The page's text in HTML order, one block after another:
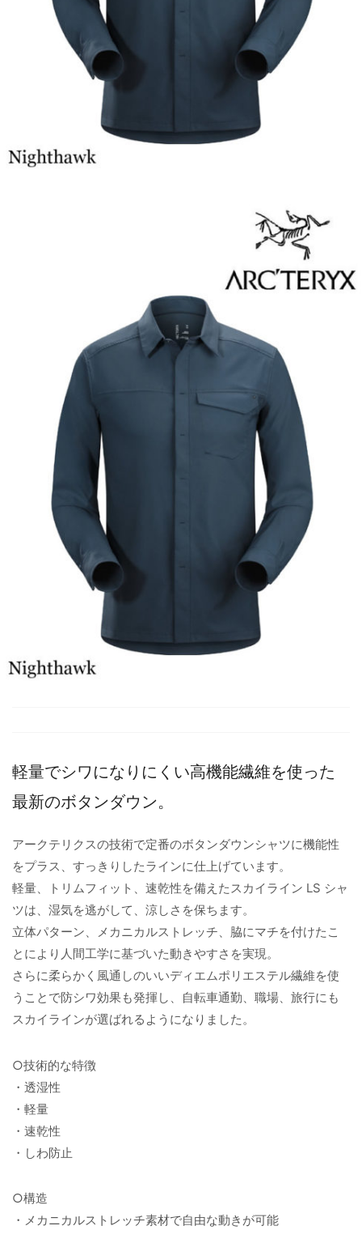
軽量でシワになりにくい高機能繊維を使った
最新のボタンダウン。
アークテリクスの技術で定番のボタンダウンシャツに機能性
をプラス、すっきりしたラインに仕上げています。
軽量、トリムフィット、速乾性を備えたスカイライン LS シャ
ツは、湿気を逃がして、涼しさを保ちます。
立体パターン、メカニカルストレッチ、脇にマチを付けたこ
とにより人間工学に基づいた動きやすさを実現。
さらに柔らかく風通しのいいディエムポリエステル繊維を使
うことで防シワ効果も発揮し、自転車通勤、職場、旅行にも
スカイラインが選ばれるようになりました。
○技術的な特徴
・透湿性
・軽量
・速乾性
・しわ防止
○構造
・メカニカルストレッチ素材で自由な動きが可能